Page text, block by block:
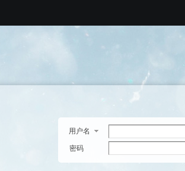
用户名
密码